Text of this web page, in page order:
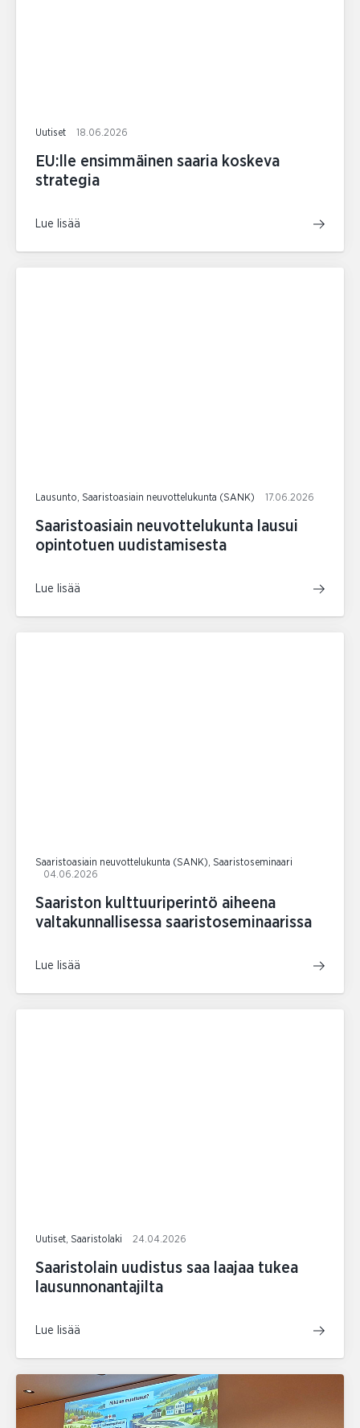
Uutiset 18.06.2026
EU:lle ensimmäinen saaria koskeva
strategia
Lue lisää
Lausunto, Saaristoasiain neuvottelukunta (SANK) 17.06.2026
Saaristoasiain neuvottelukunta lausui
opintotuen uudistamisesta
Lue lisää
Saaristoasiain neuvottelukunta (SANK), Saaristoseminaari
04.06.2026
Saariston kulttuuriperintö aiheena
valtakunnallisessa saaristoseminaarissa
Lue lisää
Uutiset, Saaristolaki 24.04.2026
Saaristolain uudistus saa laajaa tukea
lausunnonantajilta
Lue lisää